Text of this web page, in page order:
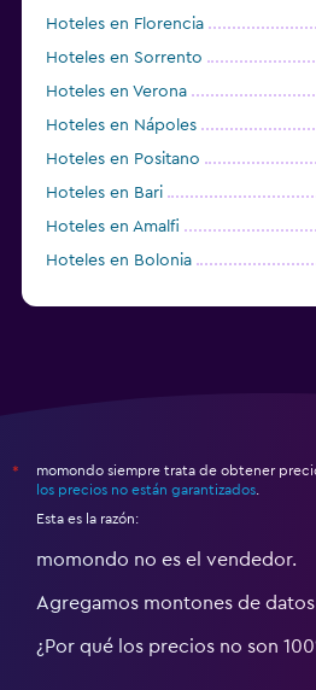
Hoteles en Florencia
Hoteles en Sorrento
Hoteles en Verona
Hoteles en Nápoles
Hoteles en Positano
Hoteles en Bari
Hoteles en Amalfi
Hoteles en Bolonia
*
momondo siempre trata de obtener
los precios no están garantizados
Esta es la razón:
momondo no es el vendedor.
Agregamos montones de
¿Por qué los precios no son